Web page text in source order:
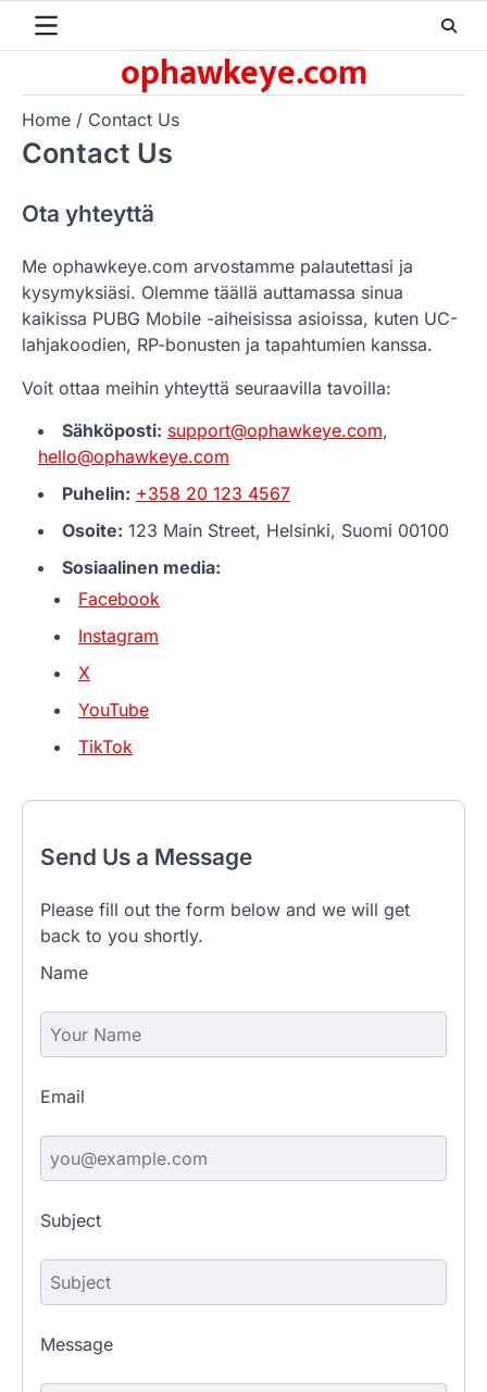
ophawkeye.com
Home Contact Us
Contact Us
Ota yhteyttä
Me ophawkeye.com arvostamme palautettasi ja
kysymyksiäsi. Olemme täällä auttamassa sinua
kaikissa PUBG Mobile -aiheisissa asioissa, kuten UC-
lahjakoodien, RP-bonusten ja tapahtumien kanssa.
Voit ottaa meihin yhteyttä seuraavilla tavoilla:
Sähköposti: support@ophawkeye.com,
hello@ophawkeye.com
Puhelin: +358 20 123 4567
Osoite: 123 Main Street, Helsinki, Suomi 00100
Sosiaalinen media:
Facebook
Instagram
X
YouTube
TikTok
Send Us a Message
Please fill out the form below and we will get
back to you shortly.
Name
Email
Subject
Message